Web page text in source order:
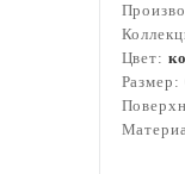
Цвет:
Размер: